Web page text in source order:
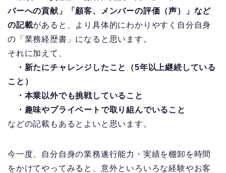
バーへの貢献」「顧客、メンバーの評価（声）」など
の記載があると、より具体的にわかりやすく自分自身
の「業務経歴書」になると思います。
それに加えて、
・新たにチャレンジしたこと（5年以上継続している
こと）
・本業以外でも挑戦していること
・趣味やプライベートで取り組んでいること
などの記載もあるとよいと思います。
今一度、自分自身の業務遂行能力・実績を棚卸を時間
をかけてやってみると、意外といろいろな経験やお客